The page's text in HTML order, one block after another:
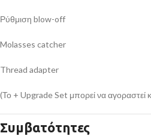
Ρύθμιση blow-off
Molasses catcher
Thread adapter
(Το + Upgrade Set μπορεί να αγοραστεί
Συμβατότητες